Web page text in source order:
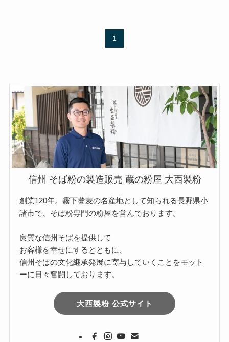
1
信州 そば粉の製造販売 蔵の粉屋 大西製粉
創業120年。霧下蕎麦の名産地として知られる長野県小
諸市で、そば粉専門の粉屋を営んでおります。
良質な信州そばを提供して
お客様を幸せにするとともに、
信州そばの文化継承発展に寄与していくことをモット
ーに日々奮闘しております。
大西製粉 公式サイト